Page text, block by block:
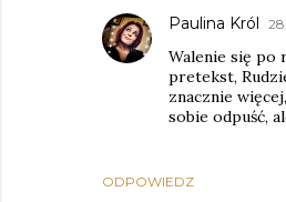
ODPOWIEDZ
Paulina Król
Walenie się po
pretekst,
znacznie
sobie odpuść,